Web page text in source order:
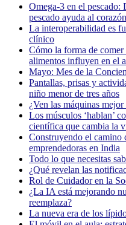
Omega-3 en el pescado:
pescado ayuda al
La interoperabilidad es
clínico
Cómo la forma de
alimentos influyen en el
Mayo: Mes de la
Pantallas, prisas y
niño menor de tres años
¿Ven las máquinas
Los músculos ‘hablan’
científica que cambia la
Construyendo el camino
emprendedoras en India
Todo lo que necesitas
¿Qué revelan las
Rol de Cuidador en la
¿La IA está mejorando
reemplaza?
La nueva era de los